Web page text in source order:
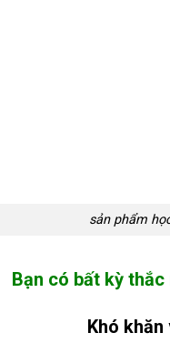
sản phẩm
Bạn có bất kỳ
Khó